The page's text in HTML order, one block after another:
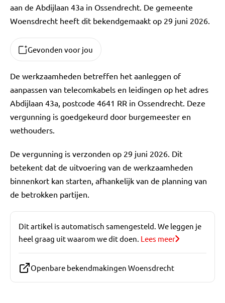
aan de Abdijlaan 43a in Ossendrecht. De gemeente
Woensdrecht heeft dit bekendgemaakt op 29 juni 2026.
Gevonden voor jou
De werkzaamheden betreffen het aanleggen of
aanpassen van telecomkabels en leidingen op het adres
Abdijlaan 43a, postcode 4641 RR in Ossendrecht. Deze
vergunning is goedgekeurd door burgemeester en
wethouders.
De vergunning is verzonden op 29 juni 2026. Dit
betekent dat de uitvoering van de werkzaamheden
binnenkort kan starten, afhankelijk van de planning van
de betrokken partijen.
Dit artikel is automatisch samengesteld. We leggen je
heel graag uit waarom we dit doen. Lees meer
Openbare bekendmakingen Woensdrecht